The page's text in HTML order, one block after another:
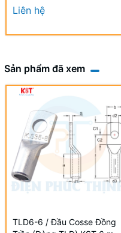
A 9.0×1000mm Chống UV
Liên hệ
Sản phẩm đã xem
TLD6-6 / Đầu Cosse Đồng